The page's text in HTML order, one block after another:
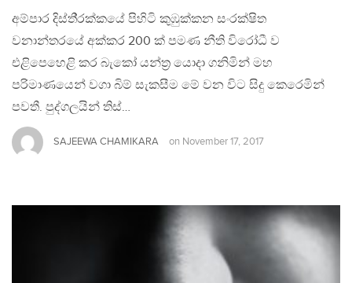
අම්පාර දිස්ති‍්‍රක්කයේ පිහිටි කුඹුක්කන සංරක්ෂිත
වනාන්තරයේ අක්කර 200 ක් පමණ නීති විරෝධී ව
එළිපෙහෙළි කර බැකෝ යන්ත‍්‍ර යොදා ගනිමින් මහ
පරිමාණයෙන් වගා බිම් සැකසීම මේ වන විට සිදු කෙරෙමින්
පවතී. පුද්ගලයින් තිස්…
SAJEEWA CHAMIKARA on November 17, 2017